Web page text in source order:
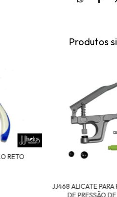
Produtos
RETO
JJ468 ALICATE PARA
DE PRESSÃO